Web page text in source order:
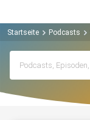
Startseite Podcasts